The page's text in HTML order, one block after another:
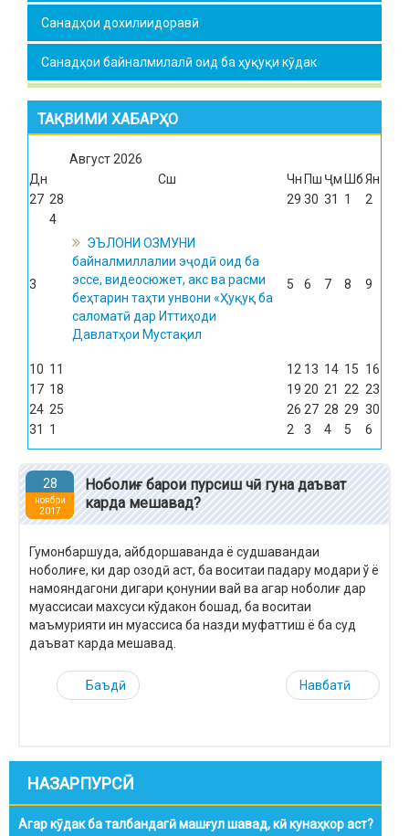
Санадҳои дохилиидоравӣ
Санадҳои байналмилалӣ оид ба ҳуқуқи кӯдак
ТАҚВИМИ ХАБАРҲО
Август2026
Дн
Сш Чн Пш Ҷм ШбЯн
27 28 29 30 31 1 2
3
4
ЭЪЛОНИ ОЗМУНИ
байналмиллалии эҷодӣ оид ба
эссе, видеосюжет, акс ва расми
беҳтарин таҳти унвони «Ҳуқуқ ба
саломатӣ дар Иттиҳоди
Давлатҳои Мустақил
5 6 7 8 9
10 11 12 13 14 15 16
17 18 19 20 21 22 23
24 25 26 27 28 29 30
31
1 2 3 4 5 6
28
ноябри
2017
Ноболиғ барои пурсиш чӣ гуна даъват
карда мешавад?
Гумонбаршуда, айбдоршаванда ё судшавандаи
ноболиғе, ки дар озодӣ аст, ба воситаи падару модари ў ё
намояндагони дигари қонунии вай ва агар ноболиғ дар
муассисаи махсуси кўдакон бошад, ба воситаи
маъмурияти ин муассиса ба назди муфаттиш ё ба суд
даъват карда мешавад.
Баъдӣ Навбатӣ
НАЗАРПУРСӢ
Агар кӯдак ба талбандагӣ машғул шавад, кӣ кунаҳкор аст?